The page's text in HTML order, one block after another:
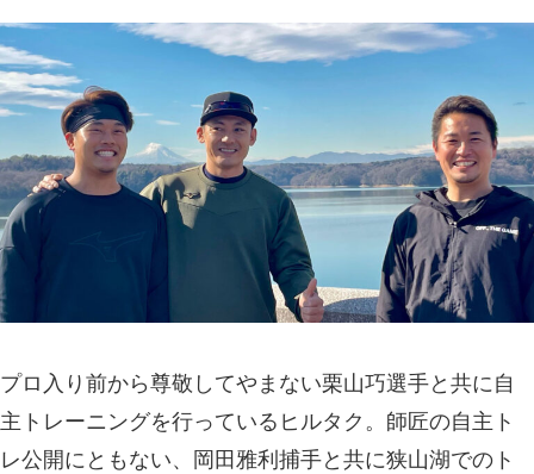
プロ入り前から尊敬してやまない栗山巧選手と共に自
主トレーニングを行っているヒルタク。師匠の自主ト
レ公開にともない、岡田雅利捕手と共に狭山湖でのト